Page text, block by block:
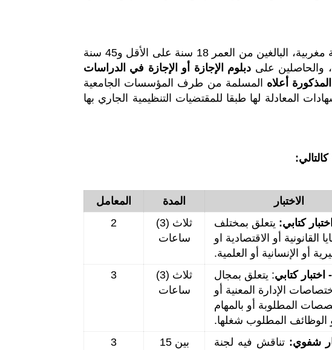
تفتح المباراة في وجه المترشحين من جنسية مغربية، البالغين من العمر 18 سنة على الأقل و45 سنة
والحاصلين على دبلوم الإجازة أو الإجازة في الدراسات
أعلاه المسلمة من طرف المؤسسات الجامعية
المعادلة لها طبقا للمقتضيات التنظيمية الجاري بها
الاختبار المدة
المعامل
يتعلق بمختلف
القانونية أو الاقتصادية او
أو الإنسانية أو العلمية.
ثلاث (3)
ساعات
2
: يتعلق بمجال
الإدارة المعنية أو
المطلوبة أو بالمهام
الوظائف المطلوب شغلها.
ثلاث (3)
ساعات
3
تناقش فيه لجنة
بين 15
3